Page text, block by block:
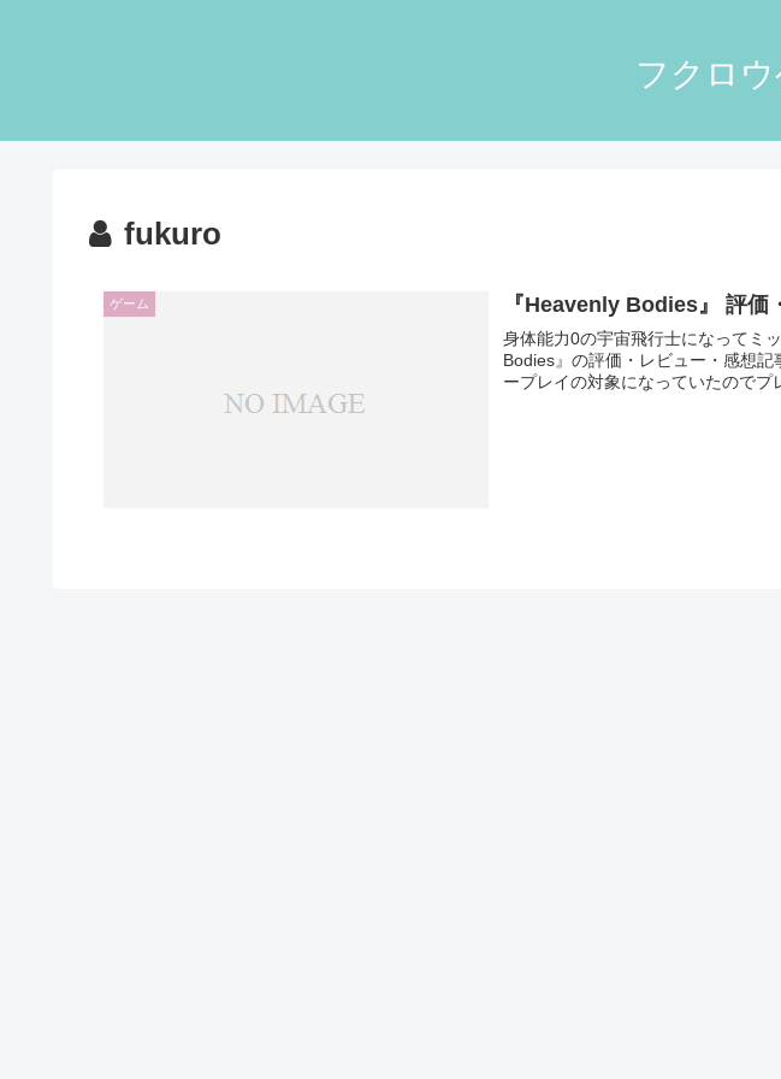
フクロ
fukuro
ゲーム 『Heavenly Bodies』 評価
身体能力0の宇宙飛行士になってミッション
Bodies』の評価・レビュー・感想記事です。 2022年11